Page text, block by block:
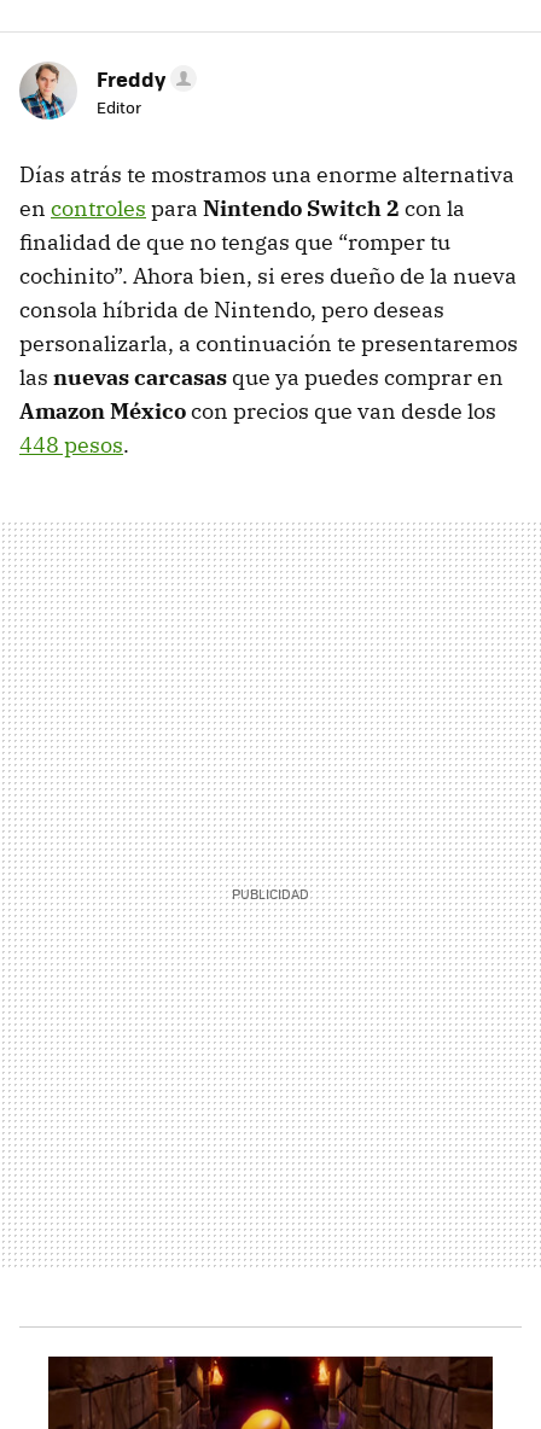
Freddy
Editor
Días atrás te mostramos una enorme alternativa
en controles para Nintendo Switch 2 con la
finalidad de que no tengas que “romper tu
cochinito”. Ahora bien, si eres dueño de la nueva
consola híbrida de Nintendo, pero deseas
personalizarla, a continuación te presentaremos
las nuevas carcasas que ya puedes comprar en
Amazon Méxicocon precios que van desde los
448 pesos.